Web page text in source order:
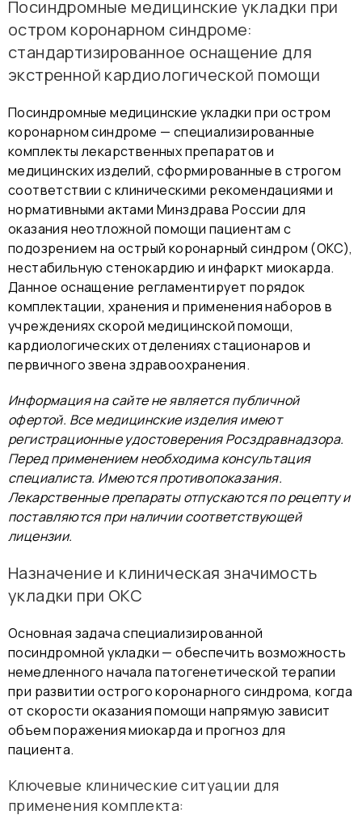
Посиндромные медицинские укладки при
остром коронарном синдроме:
стандартизированное оснащение для
экстренной кардиологической помощи
Посиндромные медицинские укладки при остром
коронарном синдроме — специализированные
комплекты лекарственных препаратов и
медицинских изделий, сформированные в строгом
соответствии с клиническими рекомендациями и
нормативными актами Минздрава России для
оказания неотложной помощи пациентам с
подозрением на острый коронарный синдром (ОКС),
нестабильную стенокардию и инфаркт миокарда.
Данное оснащение регламентирует порядок
комплектации, хранения и применения наборов в
учреждениях скорой медицинской помощи,
кардиологических отделениях стационаров и
первичного звена здравоохранения.
Информация на сайте не является публичной
офертой. Все медицинские изделия имеют
регистрационные удостоверения Росздравнадзора.
Перед применением необходима консультация
специалиста. Имеются противопоказания.
Лекарственные препараты отпускаются по рецепту и
поставляются при наличии соответствующей
лицензии.
Назначение и клиническая значимость
укладки при ОКС
Основная задача специализированной
посиндромной укладки — обеспечить возможность
немедленного начала патогенетической терапии
при развитии острого коронарного синдрома, когда
от скорости оказания помощи напрямую зависит
объем поражения миокарда и прогноз для
пациента.
Ключевые клинические ситуации для
применения комплекта: